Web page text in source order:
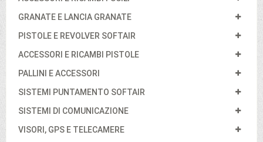
GRANATE E LANCIA GRANATE
PISTOLE E REVOLVER SOFTAIR
ACCESSORI E RICAMBI PISTOLE
PALLINI E ACCESSORI
SISTEMI PUNTAMENTO SOFTAIR
SISTEMI DI COMUNICAZIONE
VISORI, GPS E TELECAMERE